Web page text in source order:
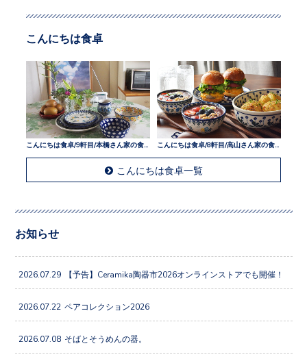
こんにちは食卓
こんにちは食卓/9軒目/本橋さん家の食卓
こんにちは食卓一覧
お知らせ
2026.07.29 【予告】Ceramika陶器市2026オンラインストアでも開催！
2026.07.22 ペアコレクション2026
2026.07.08 そばとそうめんの器。